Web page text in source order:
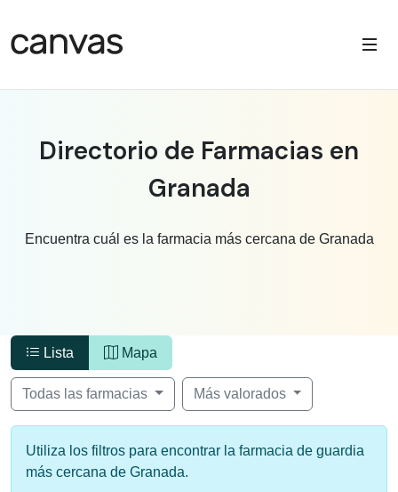
Directorio de Farmacias en
Granada
Encuentra cuál es la farmacia más cercana de Granada
Lista Mapa
Todas las farmacias Más valorados
Utiliza los filtros para encontrar la farmacia de guardia
más cercana de Granada.